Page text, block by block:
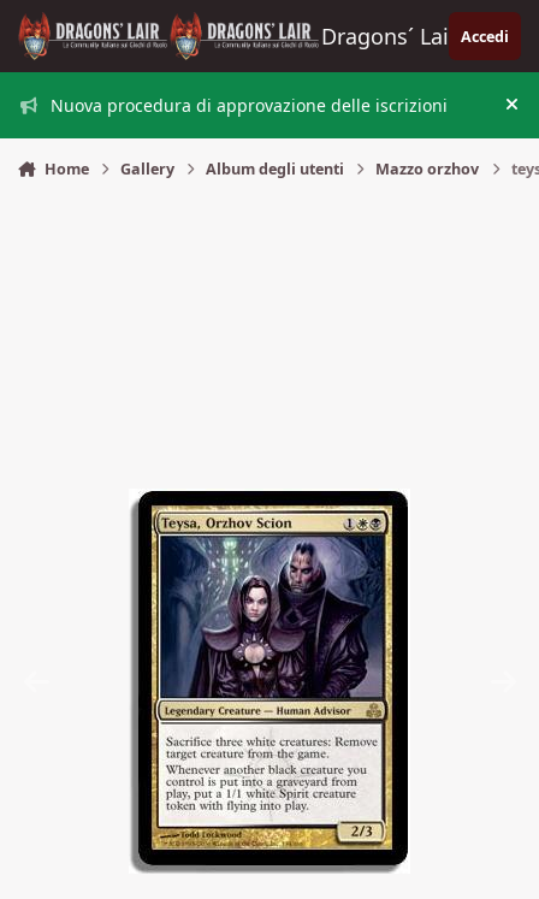
Vai al contenuto
Dragons´ Lair Accedi
Nuova procedura di approvazione delle iscrizioni
Home Gallery Album degli utenti Mazzo orzhov